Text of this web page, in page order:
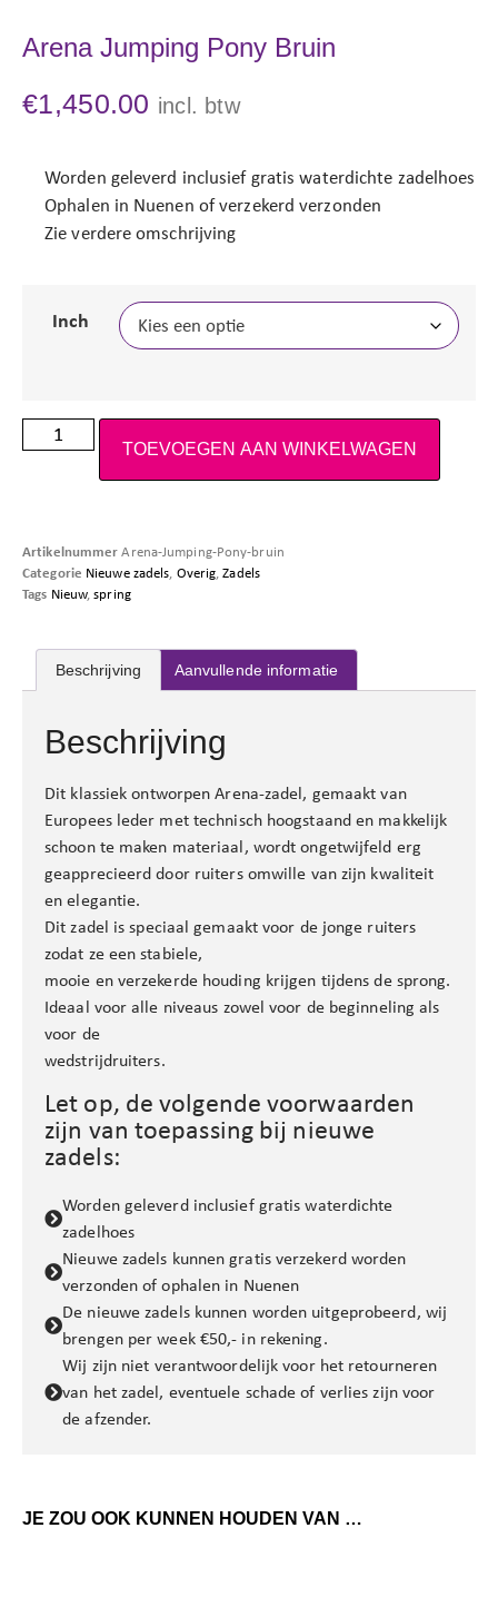
Arena Jumping Pony Bruin
€1,450.00 incl. btw
Worden geleverd inclusief gratis waterdichte zadelhoes
Ophalen in Nuenen of verzekerd verzonden
Zie verdere omschrijving
Inch
TOEVOEGEN AAN WINKELWAGEN
ArtikelnummerArena-Jumping-Pony-bruin
Categorie Nieuwe zadels Overig ,Zadels
Tags Nieuw,spring
JE ZOU OOK KUNNEN HOUDEN VAN …
Beschrijving Aanvullende informatie
Beschrijving
Dit klassiek ontworpen Arena-zadel, gemaakt van
Europees leder met technisch hoogstaand en makkelijk
schoon te maken materiaal, wordt ongetwijfeld erg
geapprecieerd door ruiters omwille van zijn kwaliteit
en elegantie.
Dit zadel is speciaal gemaakt voor de jonge ruiters
zodat ze een stabiele,
mooie en verzekerde houding krijgen tijdens de sprong.
Ideaal voor alle niveaus zowel voor de beginneling als
voor de
wedstrijdruiters.
Let op, de volgende voorwaarden
zijn van toepassing bij nieuwe
zadels:
Worden geleverd inclusief gratis waterdichte
zadelhoes
Nieuwe zadels kunnen gratis verzekerd worden
verzonden of ophalen in Nuenen
De nieuwe zadels kunnen worden uitgeprobeerd, wij
brengen per week €50,- in rekening.
Wij zijn niet verantwoordelijk voor het retourneren
van het zadel, eventuele schade of verlies zijn voor
de afzender.